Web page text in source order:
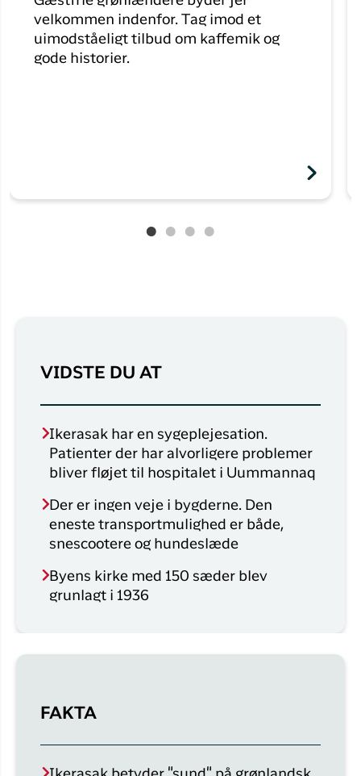
velkommen indenfor. Tag imod et
uimodståeligt tilbud om kaffemik og
gode historier.
VIDSTE DU AT
Ikerasak har en sygeplejesation.
Patienter der har alvorligere problemer
bliver fløjet til hospitalet i Uummannaq
Der er ingen veje i bygderne. Den
eneste transportmulighed er både,
snescootere og hundeslæde
Byens kirke med 150 sæder blev
grunlagt i 1936
FAKTA